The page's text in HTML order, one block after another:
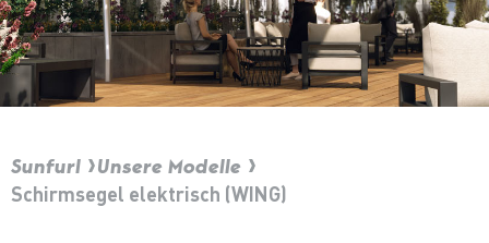
Sunfurl Unsere Modelle
Schirmsegel elektrisch (WING)